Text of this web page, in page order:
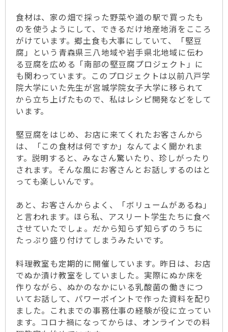
食材は、家の畑で採った野菜や道の駅で買ったも
のを使うようにして、できるだけ地産地消をこころ
がけています。郷土食も大事にしていて、「堅豆
腐」という青森県三八地域や岩手県北地域に伝わ
る豆腐を広める「南部の堅豆腐プロジェクト」に
も関わっています。このプロジェクトは以前八戸学
院大学にいた先生が宮城学院女子大学に移られて
から立ち上げたもので、私はレシピ開発などをして
います。
堅豆腐をはじめ、お店に来てくれたお客さんから
は、「この食材は何ですか」なんてよく聞かれま
す。説明すると、みなさん驚いたり、珍しがったり
されます。そんな風にお客さんとお話しするのはと
っても楽しいんです。
あと、お客さんからよく、「ボリュームがあるね」
と言われます。ほら私、アスリート学生たちに食べ
させていたでしょ。だから知らず知らずのうちに
たっぷり盛り付けてしまうみたいです。
料理教室も定期的に開催しています。昨日は、お店
でぬか漬け教室をしていました。実際にぬか床を
作りながら、ぬかのなかにいる乳酸菌の働きにつ
いてお話して、パワーポイントで作った資料を配り
ました。これまでの事務仕事の経験が役に立ってい
ます。コロナ禍になってからは、オンラインでの料